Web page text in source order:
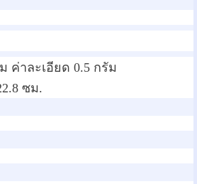
ค่าละเอียด 0.5 กรัม
ซม.